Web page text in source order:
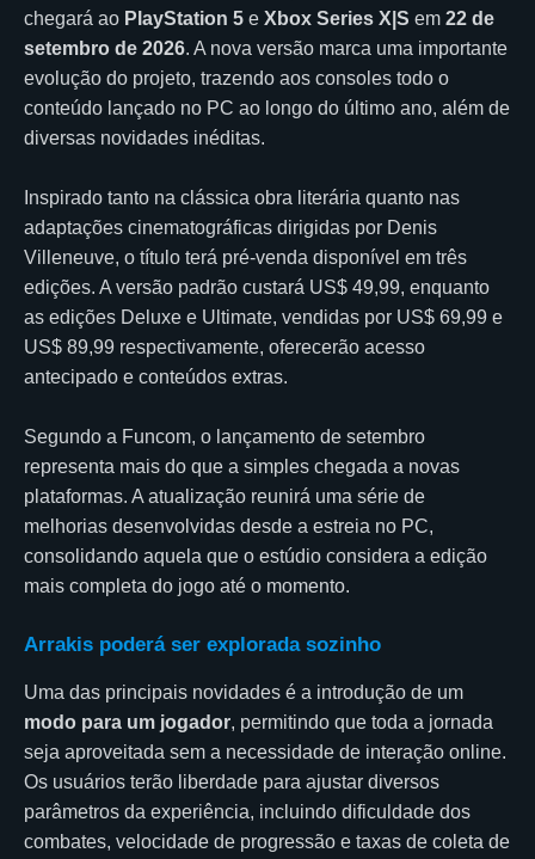
chegará ao PlayStation 5 e Xbox Series X|S em 22 de
setembro de 2026. A nova versão marca uma importante
evolução do projeto, trazendo aos consoles todo o
conteúdo lançado no PC ao longo do último ano, além de
diversas novidades inéditas.
Inspirado tanto na clássica obra literária quanto nas
adaptações cinematográficas dirigidas por Denis
Villeneuve, o título terá pré-venda disponível em três
edições. A versão padrão custará US$ 49,99, enquanto
as edições Deluxe e Ultimate, vendidas por US$ 69,99 e
US$ 89,99 respectivamente, oferecerão acesso
antecipado e conteúdos extras.
Segundo a Funcom, o lançamento de setembro
representa mais do que a simples chegada a novas
plataformas. A atualização reunirá uma série de
melhorias desenvolvidas desde a estreia no PC,
consolidando aquela que o estúdio considera a edição
mais completa do jogo até o momento.
Arrakis poderá ser explorada sozinho
Uma das principais novidades é a introdução de um
modo para um jogador, permitindo que toda a jornada
seja aproveitada sem a necessidade de interação online.
Os usuários terão liberdade para ajustar diversos
parâmetros da experiência, incluindo dificuldade dos
combates, velocidade de progressão e taxas de coleta de